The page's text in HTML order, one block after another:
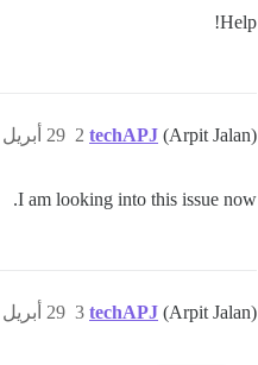
Help!
techAPJ (Arpit Jalan) 29 أبريل 2016، 8:23ص 2
I am looking into this issue now.
techAPJ (Arpit Jalan) 29 أبريل 2016، 8:34ص 3